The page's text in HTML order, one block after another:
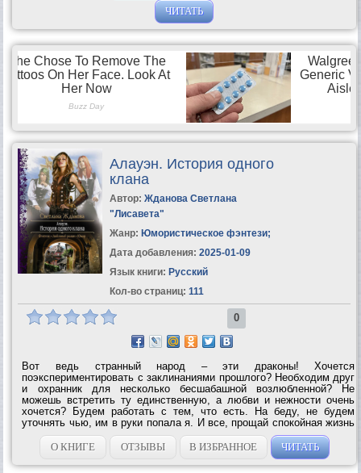
ЧИТАТЬ
Алауэн. История одного
клана
Автор: Жданова Светлана
"Лисавета"
Жанр: Юмористическое фэнтези;
Дата добавления: 2025-01-09
Язык книги: Русский
Кол-во страниц: 111
0
Вот ведь странный народ – эти драконы! Хочется
поэкспериментировать с заклинаниями прошлого? Необходим друг
и охранник для несколько бесшабашной возлюбленной? Не
можешь встретить ту единственную, а любви и нежности очень
хочется? Будем работать с тем, что есть. На беду, не будем
уточнять чью, им в руки попала я. И все, прощай спокойная жизнь
клана драконов-оборотней Алауэн. Думать ведь надо, кого
подбираешь. Я в драконы бы пошла,...
О КНИГЕ ОТЗЫВЫ В ИЗБРАННОЕ ЧИТАТЬ